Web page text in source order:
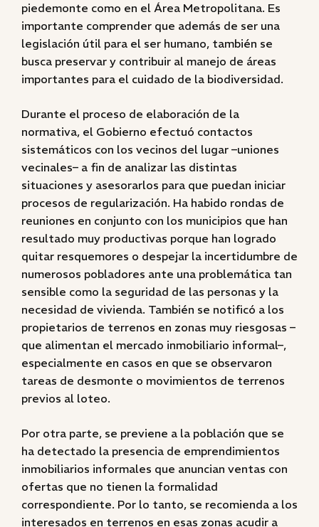
piedemonte como en el Área Metropolitana. Es
importante comprender que además de ser una
legislación útil para el ser humano, también se
busca preservar y contribuir al manejo de áreas
importantes para el cuidado de la biodiversidad.
Durante el proceso de elaboración de la
normativa, el Gobierno efectuó contactos
sistemáticos con los vecinos del lugar –uniones
vecinales– a fin de analizar las distintas
situaciones y asesorarlos para que puedan iniciar
procesos de regularización. Ha habido rondas de
reuniones en conjunto con los municipios que han
resultado muy productivas porque han logrado
quitar resquemores o despejar la incertidumbre de
numerosos pobladores ante una problemática tan
sensible como la seguridad de las personas y la
necesidad de vivienda. También se notificó a los
propietarios de terrenos en zonas muy riesgosas –
que alimentan el mercado inmobiliario informal–,
especialmente en casos en que se observaron
tareas de desmonte o movimientos de terrenos
previos al loteo.
Por otra parte, se previene a la población que se
ha detectado la presencia de emprendimientos
inmobiliarios informales que anuncian ventas con
ofertas que no tienen la formalidad
correspondiente. Por lo tanto, se recomienda a los
interesados en terrenos en esas zonas acudir a